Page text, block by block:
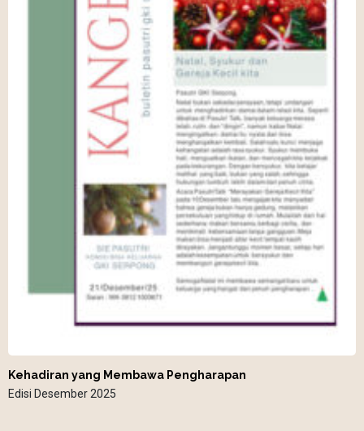
Kehadiran yang Membawa Pengharapan
Edisi Desember 2025